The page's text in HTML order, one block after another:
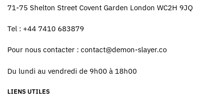
71-75 Shelton Street Covent Garden London WC2H 9JQ
Tel : +44 7410 683879
Pour nous contacter : contact@demon-slayer.co
Du lundi au vendredi de 9h00 à 18h00
LIENS UTILES